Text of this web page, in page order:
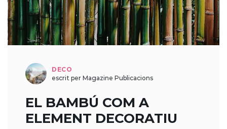
DECO
escrit per Magazine Publicacions
EL BAMBÚ COM A
ELEMENT DECORATIU